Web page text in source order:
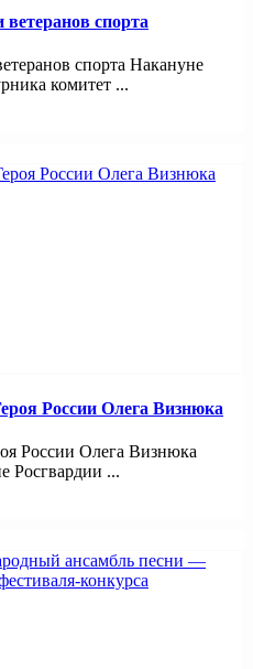
спорта
спорта Накануне
комитет ...
России Олега Визнюка
России Олега Визнюка
Росгвардии ...